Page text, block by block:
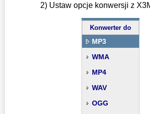
2) Ustaw opcje konwersji z
Konwerter do
MP3
WMA
MP4
WAV
OGG